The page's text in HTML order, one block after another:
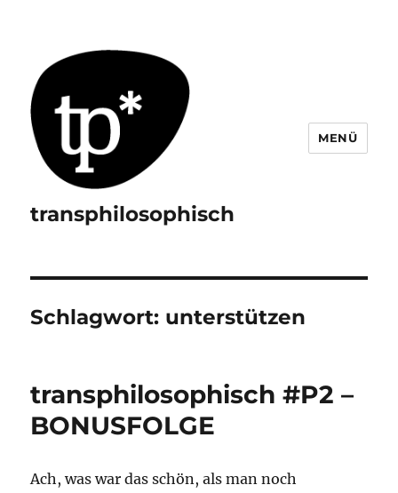
transphilosophisch
MENÜ
Schlagwort: unterstützen
transphilosophisch #P2 –
BONUSFOLGE
Ach, was war das schön, als man noch